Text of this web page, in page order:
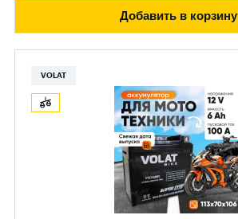
Добавить в корзину
VOLAT